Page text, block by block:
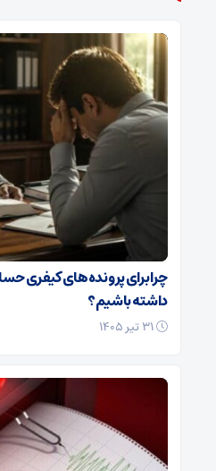
چرا برای پرونده‌های کیفری
داشته باشیم؟